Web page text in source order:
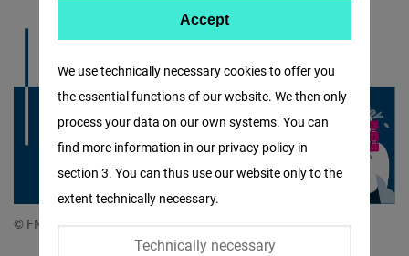
© FNF Indonesia
We use technically necessary cookies to offer you
the essential functions of our website. We then only
process your data on our own systems. You can
find more information in our privacy policy in
section 3. You can thus use our website only to the
extent technically necessary.
Technically necessary
Facebook
Embed
Twitter
Embed
Accept